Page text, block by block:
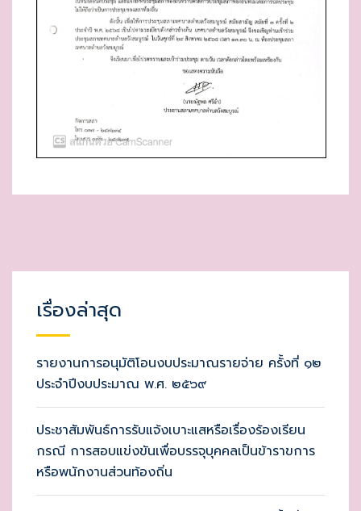
เรื่องล่าสุด
รายงานการอนุมัติโอนงบประมาณรายจ่าย ครั้งที่ ๑๒
ประจำปีงบประมาณ พ.ศ. ๒๕๖๙
ประชาสัมพันธ์การรับแจ้งเบาะแสหรือเรื่องร้องเรียน
กรณี การสอบแข่งขันเพื่อบรรจุบุคคลเป็นข้าราขการ
หรือพนักงานส่วนท้องถิ่น